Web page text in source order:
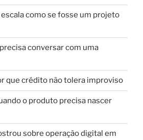
como se fosse um projeto
conversar com uma
que crédito não tolera improviso
o produto precisa nascer
sobre operação digital em